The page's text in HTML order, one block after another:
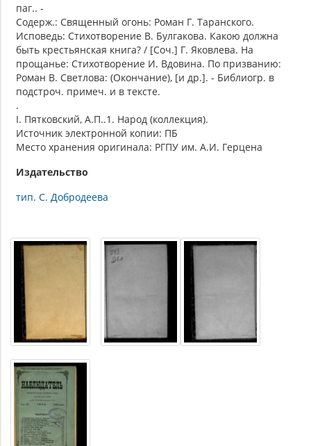
паг.. -
Содерж.: Священный огонь: Роман Г. Таранского.
Исповедь: Стихотворение В. Булгакова. Какою должна
быть крестьянская книга? / [Соч.] Г. Яковлева. На
прощанье: Стихотворение И. Вдовина. По призванию:
Роман В. Светлова: (Окончание), [и др.]. - Библиогр. в
подстроч. примеч. и в тексте.
.
I. Пятковский, А.П..1. Народ (коллекция).
Источник электронной копии: ПБ
Место хранения оригинала: РГПУ им. А.И. Герцена
Издательство
тип. С. Добродеева